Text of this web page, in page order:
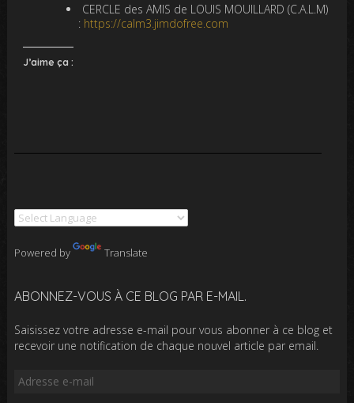
CERCLE des AMIS de LOUIS MOUILLARD (C.A.L.M)
: https://calm3.jimdofree.com
J’aime ça :
Powered by Translate
ABONNEZ-VOUS À CE BLOG PAR E-MAIL.
Saisissez votre adresse e-mail pour vous abonner à ce blog et
recevoir une notification de chaque nouvel article par email.
Adresse